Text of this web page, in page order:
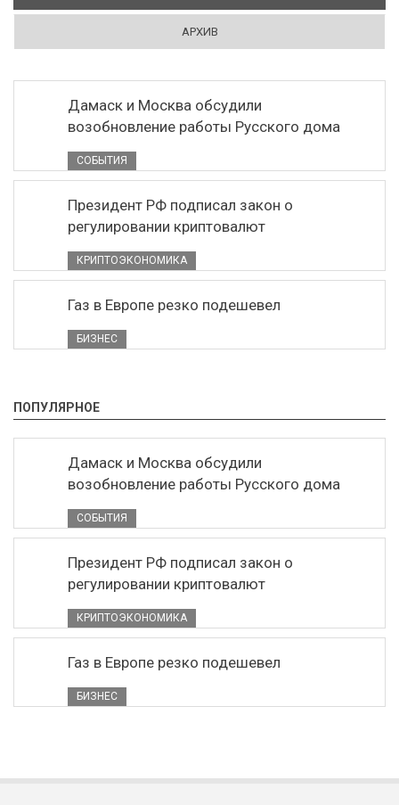
АРХИВ
Дамаск и Москва обсудили
возобновление работы Русского дома
СОБЫТИЯ
Президент РФ подписал закон о
регулировании криптовалют
КРИПТОЭКОНОМИКА
Газ в Европе резко подешевел
БИЗНЕС
ПОПУЛЯРНОЕ
Дамаск и Москва обсудили
возобновление работы Русского дома
СОБЫТИЯ
Президент РФ подписал закон о
регулировании криптовалют
КРИПТОЭКОНОМИКА
Газ в Европе резко подешевел
БИЗНЕС